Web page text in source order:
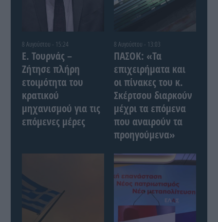
8 Αυγούστου - 15:24
Ε. Τουρνάς –
Ζήτησε πλήρη
ετοιμότητα του
κρατικού
μηχανισμού για τις
επόμενες μέρες
8 Αυγούστου - 13:03
ΠΑΣΟΚ: «Τα
επιχειρήματα και
οι πίνακες του κ.
Σκέρτσου διαρκούν
μέχρι τα επόμενα
που αναιρούν τα
προηγούμενα»